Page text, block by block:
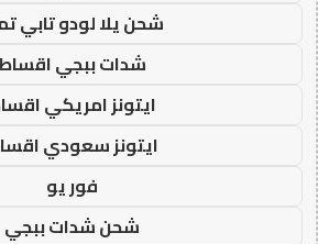
شحن يلا لودو تابي
شدات ببجي اقساط
ايتونز امريكي
ايتونز سعودي
فور يو
شحن شدات ببجي